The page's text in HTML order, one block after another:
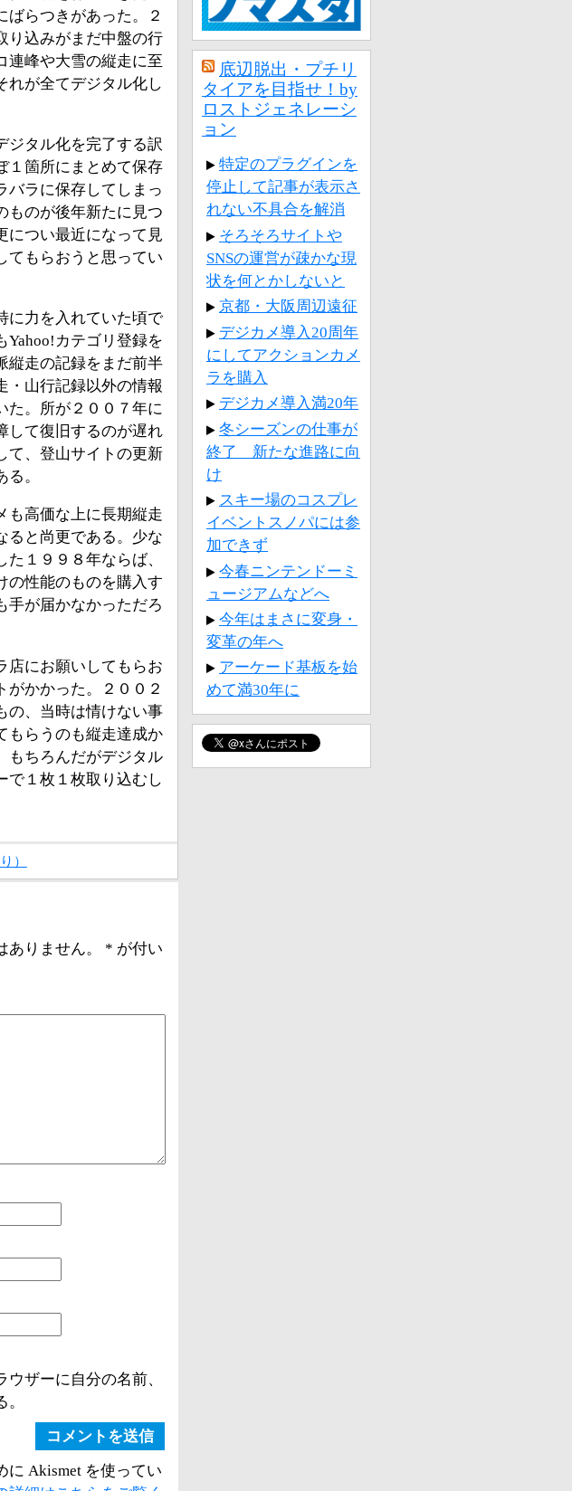
ばらつきがあった。２
り込みがまだ中盤の行
連峰や大雪の縦走に至
れが全てデジタル化し
ジタル化を完了する訳
１箇所にまとめて保存
バラに保存してしまっ
ものが後年新たに見つ
につい最近になって見
てもらおうと思ってい
に力を入れていた頃で
Yahoo!カテゴリ登録を
縦走の記録をまだ前半
・山行記録以外の情報
た。所が２００７年に
して復旧するのが遅れ
て、登山サイトの更新
。
も高価な上に長期縦走
ると尚更である。少な
１９９８年ならば、
の性能のものを購入す
手が届かなかっただろ
店にお願いしてもらお
がかかった。２００２
の、当時は情けない事
もらうのも縦走達成か
もちろんだがデジタル
で１枚１枚取り込むし
）
りません。 * が付い
ザーに自分の名前、
に Akismet を使ってい
底辺脱出・プチリ
タイアを目指せ！by
ロストジェネレーシ
ョン
特定のプラグインを
停止して記事が表示さ
れない不具合を解消
そろそろサイトや
SNSの運営が疎かな現
状を何とかしないと
京都・大阪周辺遠征
デジカメ導入20周年
にしてアクションカメ
ラを購入
デジカメ導入満20年
冬シーズンの仕事が
終了 新たな進路に向
け
スキー場のコスプレ
イベントスノパには参
加できず
今春ニンテンドーミ
ュージアムなどへ
今年はまさに変身・
変革の年へ
アーケード基板を始
めて満30年に